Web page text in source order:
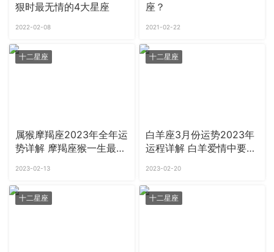
狠时最无情的4大星座
2022-02-08
座？
2021-02-22
十二星座
属猴摩羯座2023年全年运
势详解 摩羯座猴一生最旺
2023-02-13
十二星座
白羊座3月份运势2023年
运程详解 白羊爱情中要注
2023-02-20
十二星座 十二星座